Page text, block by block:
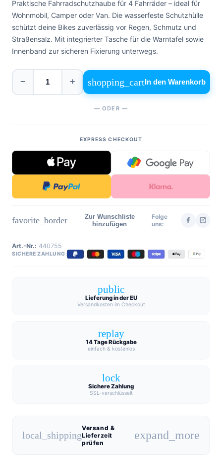
phone 0471
962
540
4,6
Google
Facebook
Instagram
Praktische Fahrradschutzhaube für 4 Fahrräder – ideal für
Wohnmobil, Camper oder Van. Die wasserfeste Schutzhülle
schützt deine Bikes zuverlässig vor Regen, Schmutz und
Straßensalz. Mit integrierter Tasche für die Warntafel sowie
Innenband zur sicheren Fixierung unterwegs.
− + shopping_cart In den Warenkorb
— ODER —
EXPRESS CHECKOUT
favorite_border
Zur Wunschliste
hinzufügen
Folge
uns:
Art.-Nr.: 440755
SICHERE ZAHLUNG:
public
Lieferung in der EU
Versandkosten im Checkout
replay
14 Tage Rückgabe
einfach & kostenlos
lock
Sichere Zahlung
SSL-verschlüsselt
local_shipping
Versand &
Lieferzeit
prüfen
expand_more